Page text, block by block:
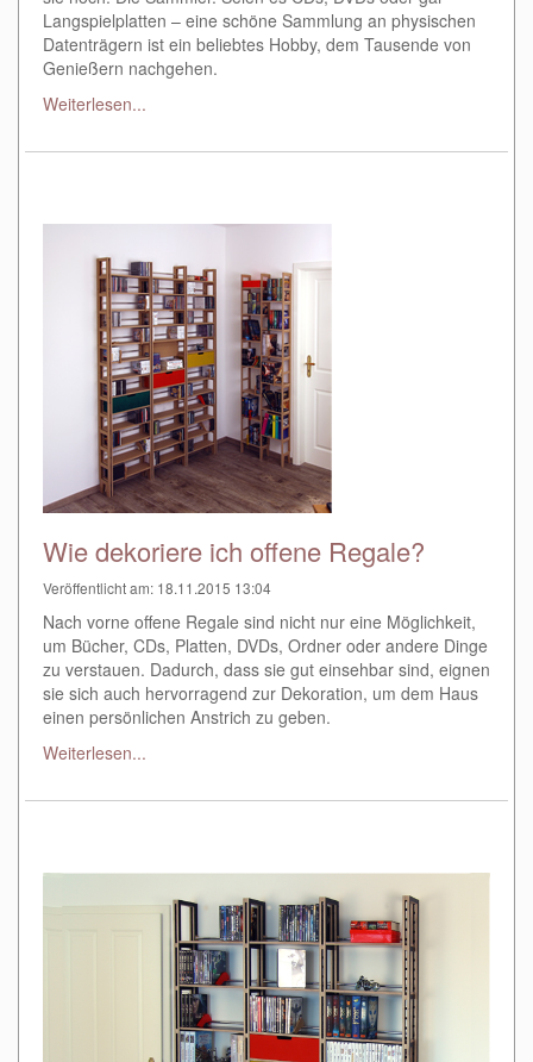
Langspielplatten – eine schöne Sammlung an physischen
Datenträgern ist ein beliebtes Hobby, dem Tausende von
Genießern nachgehen.
Weiterlesen...
Wie dekoriere ich offene Regale?
Veröffentlicht am: 18.11.2015 13:04
Nach vorne offene Regale sind nicht nur eine Möglichkeit,
um Bücher, CDs, Platten, DVDs, Ordner oder andere Dinge
zu verstauen. Dadurch, dass sie gut einsehbar sind, eignen
sie sich auch hervorragend zur Dekoration, um dem Haus
einen persönlichen Anstrich zu geben.
Weiterlesen...